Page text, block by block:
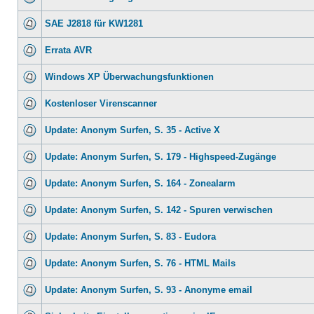
SAE J2818 für KW1281
Errata AVR
Windows XP Überwachungsfunktionen
Kostenloser Virenscanner
Update: Anonym Surfen, S. 35 - Active X
Update: Anonym Surfen, S. 179 - Highspeed-Zugänge
Update: Anonym Surfen, S. 164 - Zonealarm
Update: Anonym Surfen, S. 142 - Spuren verwischen
Update: Anonym Surfen, S. 83 - Eudora
Update: Anonym Surfen, S. 76 - HTML Mails
Update: Anonym Surfen, S. 93 - Anonyme email